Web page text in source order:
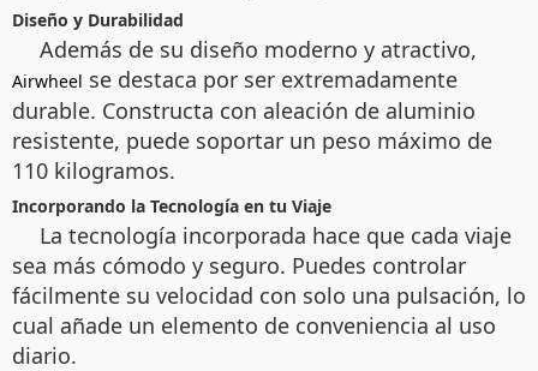
Diseño y Durabilidad
Además de su diseño moderno y atractivo,
Airwheel se destaca por ser extremadamente
durable. Constructa con aleación de aluminio
resistente, puede soportar un peso máximo de
110 kilogramos.
Incorporando la Tecnología en tu Viaje
La tecnología incorporada hace que cada viaje
sea más cómodo y seguro. Puedes controlar
fácilmente su velocidad con solo una pulsación, lo
cual añade un elemento de conveniencia al uso
diario.